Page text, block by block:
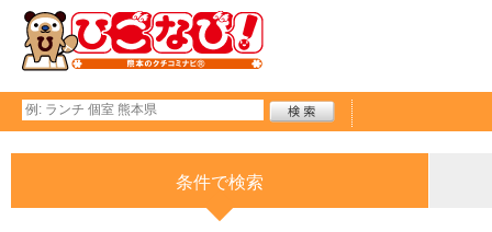
条件で検索